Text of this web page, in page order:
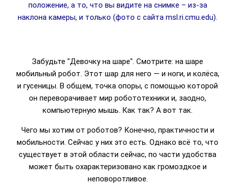
положение, а то, что вы видите на снимке – из-за
наклона камеры, и только (фото с сайта msl.ri.cmu.edu).
Забудьте "Девочку на шаре". Смотрите: на шаре
мобильный робот. Этот шар для него — и ноги, и колёса,
и гусеницы. В общем, точка опоры, с помощью которой
он переворачивает мир робототехники и, заодно,
компьютерную мышь. Как так? А вот так.
Чего мы хотим от роботов? Конечно, практичности и
мобильности. Сейчас у них это есть. Однако всё то, что
существует в этой области сейчас, по части удобства
может быть охарактеризовано как громоздкое и
неповоротливое.